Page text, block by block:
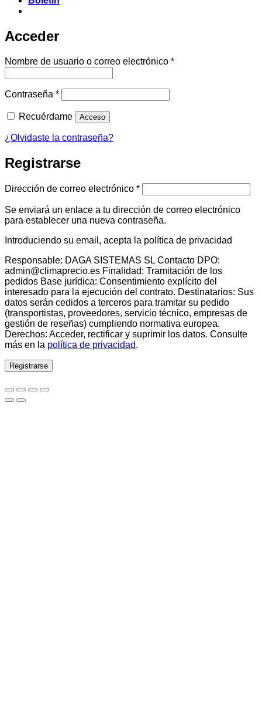
Acceder
Nombre de usuario o correo electrónico *Obligatorio
Contraseña *Obligatorio
Recuérdame Acceso
¿Olvidaste la contraseña?
Registrarse
Dirección de correo electrónico *Obligatorio
Se enviará un enlace a tu dirección de correo electrónico
para establecer una nueva contraseña.
Introduciendo su email, acepta la política de privacidad
Responsable: DAGA SISTEMAS SL Contacto DPO:
admin@climaprecio.es Finalidad: Tramitación de los
pedidos Base jurídica: Consentimiento explícito del
interesado para la ejecución del contrato. Destinatarios: Sus
datos serán cedidos a terceros para tramitar su pedido
(transportistas, proveedores, servicio técnico, empresas de
gestión de reseñas) cumpliendo normativa europea.
Derechos: Acceder, rectificar y suprimir los datos. Consulte
más en la política de privacidad.
Registrarse